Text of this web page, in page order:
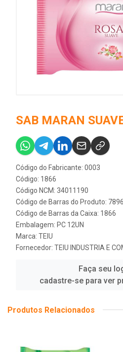
SAB MARAN
Código do Fabricante: 0003
Código: 1866
Código NCM: 34011190
Código de Barras do Produto:
Código de Barras da Caixa: 1866
Embalagem: PC 12UN
Marca: TEIU
Fornecedor: TEIU INDUSTRIA E
Faça seu
cadastre-se para ver
Produtos Relacionados